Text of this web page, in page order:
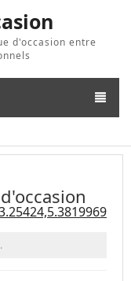
d'occasion entre